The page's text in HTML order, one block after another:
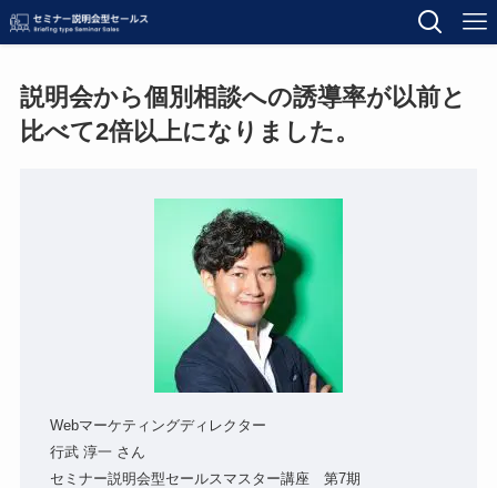
説明会から個別相談への誘導率が以前と
比べて2倍以上になりました。
Webマーケティングディレクター
行武 淳一 さん
セミナー説明会型セールスマスター講座 第7期